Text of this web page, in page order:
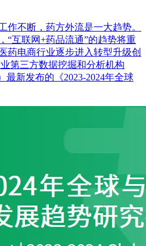
作不断，药方外流是一大趋势。
“互联网+药品流通”的趋势将重
药电商行业逐步进入转型升级创
第三方数据挖掘和分析机构
最新发布的《2023-2024年全球